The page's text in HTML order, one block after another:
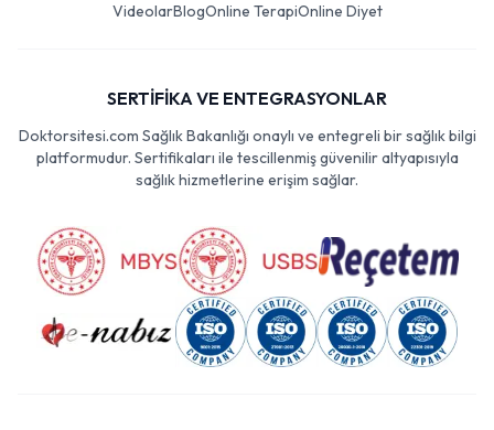
VideolarBlogOnline TerapiOnline Diyet
SERTİFİKA VE ENTEGRASYONLAR
Doktorsitesi.com Sağlık Bakanlığı onaylı ve entegreli bir sağlık bilgi
platformudur. Sertifikaları ile tescillenmiş güvenilir altyapısıyla
sağlık hizmetlerine erişim sağlar.